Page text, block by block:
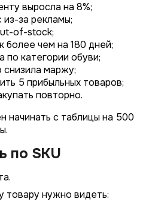
выросла на 8%;
за рекламы;
of-stock;
более чем на 180 дней;
по категории обуви;
снизила маржу;
5 прибыльных товаров;
повторно.
начинать с таблицы на 500
по SKU
нужно видеть: